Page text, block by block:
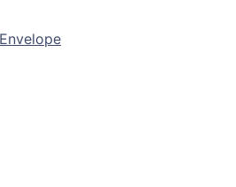
Envelope